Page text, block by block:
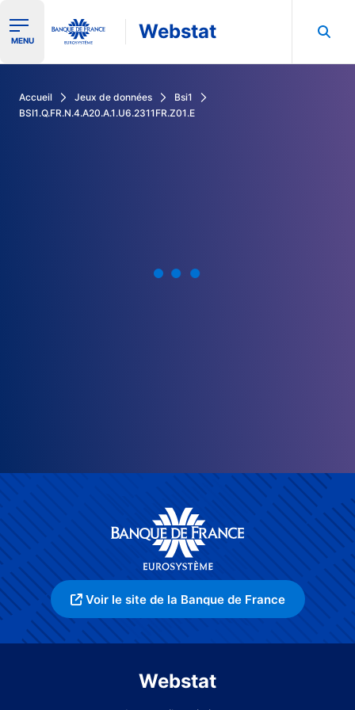
Ouvrir le menu de navigation
MENU Webstat
Accueil Jeux de données
Bsi1
BSI1.Q.FR.N.4.A20.A.1.U6.2311FR.Z01.E
Voir le site de la Banque de France
Webstat